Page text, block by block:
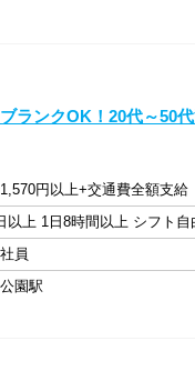
ブランクOK！20代～50
円以上+交通費全額支給
以上 1日8時間以上 シフト自
員
園駅